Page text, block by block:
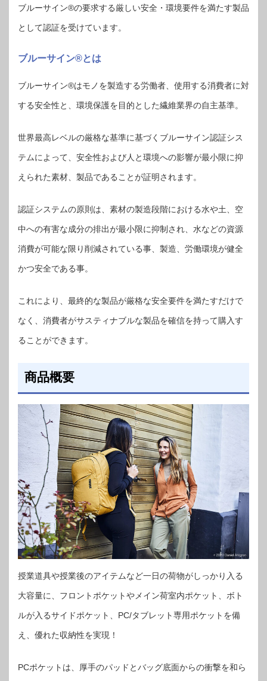
ブルーサイン®の要求する厳しい安全・環境要件を満たす製品
として認証を受けています。
ブルーサイン®とは
ブルーサイン®はモノを製造する労働者、使用する消費者に対
する安全性と、環境保護を目的とした繊維業界の自主基準。
世界最高レベルの厳格な基準に基づくブルーサイン認証シス
テムによって、安全性および人と環境への影響が最小限に抑
えられた素材、製品であることが証明されます。
認証システムの原則は、素材の製造段階における水や土、空
中への有害な成分の排出が最小限に抑制され、水などの資源
消費が可能な限り削減されている事、製造、労働環境が健全
かつ安全である事。
これにより、最終的な製品が厳格な安全要件を満たすだけで
なく、消費者がサスティナブルな製品を確信を持って購⼊す
ることができます。
商品概要
授業道具や授業後のアイテムなど⼀⽇の荷物がしっかり⼊る
⼤容量に、フロントポケットやメイン荷室内ポケット、ボト
ルが⼊るサイドポケット、PC/タブレット専用ポケットを備
え、優れた収納性を実現！
PCポケットは、厚手のパッドとバッグ底面からの衝撃を和ら